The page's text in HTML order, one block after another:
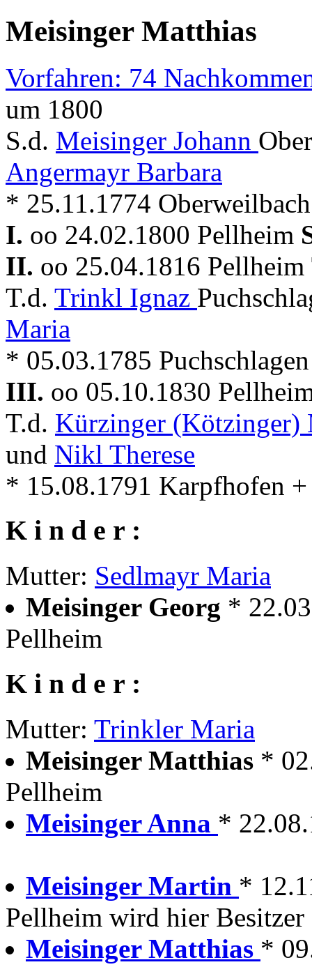
Meisinger Matthias
Vorfahren: 74
um 1800
S.d. Meisinger Johann
Angermayr Barbara
* 25.11.1774
I. oo 24.02.1800 Pellheim
II. oo 25.04.1816 Pellheim
T.d. Trinkl Ignaz
Maria
* 05.03.1785
III. oo 05.10.1830
T.d. Kürzinger (Kötzinger)
und Nikl Therese
* 15.08.1791 Karpfhofen
K i n d e r :
Mutter: Sedlmayr Maria
Meisinger Georg *
Pellheim
K i n d e r :
Mutter: Trinkler Maria
Meisinger Matthias *
Pellheim
Meisinger Anna *
Meisinger Martin *
Pellheim wird hier Besitzer
Meisinger Matthias *